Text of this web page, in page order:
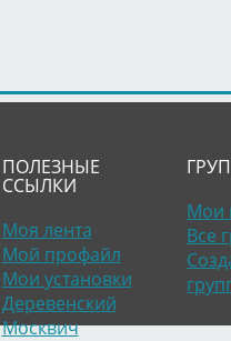
ПОЛЕЗНЫЕ
ССЫЛКИ
Моя лента
Мой профайл
Мои установки
Деревенский
Москвич
Мои
Все